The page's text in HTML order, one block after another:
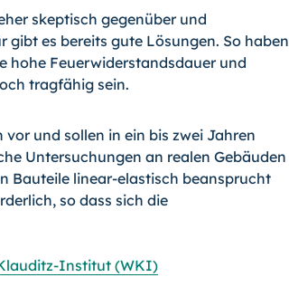
skeptisch gegenüber und
es bereits gute Lösungen. So haben
hohe Feuerwiderstandsdauer und
tragfähig sein.
und sollen in ein bis zwei Jahren
Untersuchungen an realen Gebäuden
Bauteile linear-elastisch beansprucht
so dass sich die
Institut (WKI)